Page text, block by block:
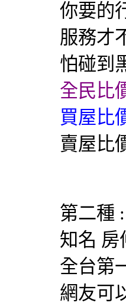
你要的
服務才
怕碰到
全民比
買屋比
賣屋比
第二種
知名 房
全台第
網友可